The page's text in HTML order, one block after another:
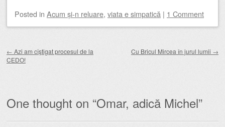
Posted in Acum și-n reluare, viata e simpatică | 1 Comment
← Azi am cîştigat procesul de la
CEDO!
Cu Bricul Mircea în jurul lumii →
One thought on “Omar, adică Michel”